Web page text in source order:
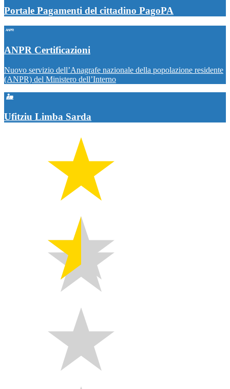
Portale Pagamenti del cittadino PagoPA
ANPR Certificazioni
Nuovo servizio dell’Anagrafe nazionale della popolazione residente
(ANPR) del Ministero dell’Interno
Ufitziu Limba Sarda